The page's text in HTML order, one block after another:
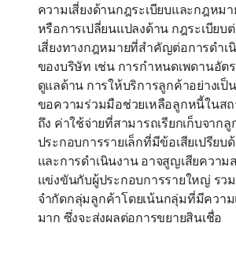
ความเสี่ยงด้านกฎระเบียบและกฎหม
หรือการเปลี่ยนแปลงด้าน กฎระเบียบ
เสี่ยงทางกฎหมายที่สำคัญต่อการดำเ
ของบริษัท เช่น การกำหนดเพดานอัต
ดูแลด้าน การให้บริการลูกค้าอย่างเป็
ขอความร่วมมือช่วยเหลือลูกหนี้ในส
ถึง ค่าใช้จ่ายที่สามารถเรียกเก็บจาก
ประกอบการรายเล็กที่มีข้อเสียเปรียบ
และการดำเนินงาน อาจสูญเสียความ
แข่งขันกับผู้ประกอบการรายใหญ่ รว
จำกัดกลุ่มลูกค้าโดยเน้นกลุ่มที่มีความ
มาก ซึ่งจะส่งผลต่อการขยายสินเชื่อ